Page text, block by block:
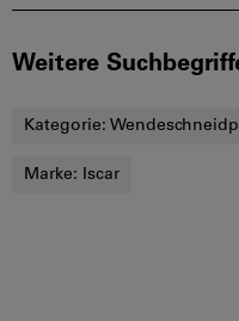
Weitere
Kategorie:
Marke: Iscar